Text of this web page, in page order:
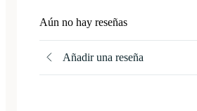
Aún no hay reseñas
Añadir una reseña